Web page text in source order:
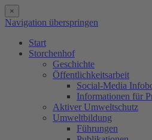
×
Navigation überspringen
Start
Storchenhof
Geschichte
Öffentlichkeitsarbeit
Social-Media
Informationen für
Aktiver Umweltschutz
Umweltbildung
Führungen